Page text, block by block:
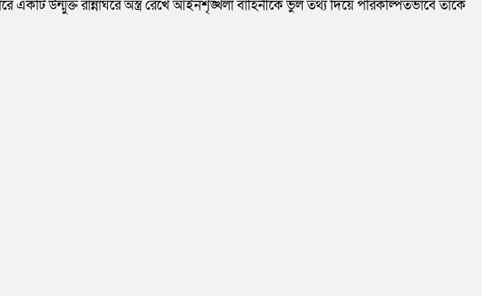
উন্মুক্ত রান্নাঘরে অস্ত্র রেখে আইনশৃঙ্খলা বাহিনীকে ভুল তথ্য দিয়ে পরিকল্পিতভাবে তাকে